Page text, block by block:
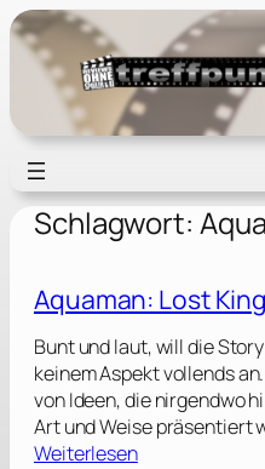
Zum
Inhalt
springen
Schlagwort:
Aquaman: Lost
Bunt und laut, will die
keinem Aspekt vollends
von Ideen, die nirgendwo
Art und Weise präsentiert
Weiterlesen: